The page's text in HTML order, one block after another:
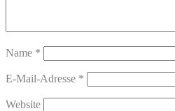
Name *
E-Mail-Adresse *
Website